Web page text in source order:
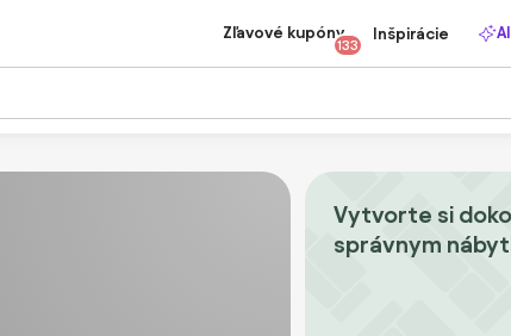
Zľavové kupóny
133
Inšpirácie
Vytvorte si
správnym